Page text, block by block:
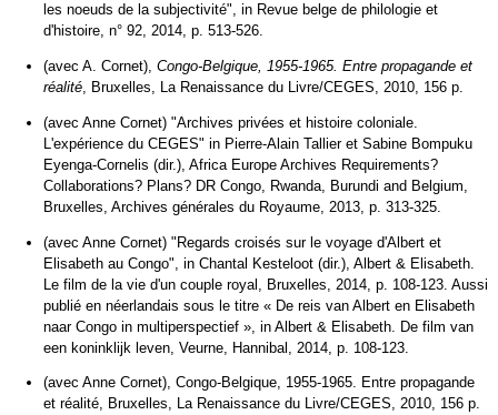
les noeuds de la subjectivité", in Revue belge de philologie et
d'histoire, n° 92, 2014, p. 513-526.
(avec A. Cornet), Congo-Belgique, 1955-1965. Entre propagande et
réalité, Bruxelles, La Renaissance du Livre/CEGES, 2010, 156 p.
(avec Anne Cornet) "Archives privées et histoire coloniale.
L'expérience du CEGES" in Pierre-Alain Tallier et Sabine Bompuku
Eyenga-Cornelis (dir.), Africa Europe Archives Requirements?
Collaborations? Plans? DR Congo, Rwanda, Burundi and Belgium,
Bruxelles, Archives générales du Royaume, 2013, p. 313-325.
(avec Anne Cornet) "Regards croisés sur le voyage d'Albert et
Elisabeth au Congo", in Chantal Kesteloot (dir.), Albert & Elisabeth.
Le film de la vie d'un couple royal, Bruxelles, 2014, p. 108-123. Aussi
publié en néerlandais sous le titre « De reis van Albert en Elisabeth
naar Congo in multiperspectief », in Albert & Elisabeth. De film van
een koninklijk leven, Veurne, Hannibal, 2014, p. 108-123.
(avec Anne Cornet), Congo-Belgique, 1955-1965. Entre propagande
et réalité, Bruxelles, La Renaissance du Livre/CEGES, 2010, 156 p.